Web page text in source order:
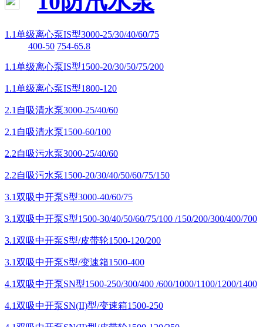
1.1单级离心泵IS型3000-25/30/40/60/75
400-50 754-65.8
1.1单级离心泵IS型1500-20/30/50/75/200
1.1单级离心泵IS型1800-120
2.1自吸清水泵3000-25/40/60
2.1自吸清水泵1500-60/100
2.2自吸污水泵3000-25/40/60
2.2自吸污水泵1500-20/30/40/50/60/75/150
3.1双吸中开泵S型3000-40/60/75
3.1双吸中开泵S型1500-30/40/50/60/75/100 /150/200/300/400/700
3.1双吸中开泵S型/皮带轮1500-120/200
3.1双吸中开泵S型/变速箱1500-400
4.1双吸中开泵SN型1500-250/300/400 /600/1000/1100/1200/1400
4.1双吸中开泵SN(II)型/变速箱1500-250